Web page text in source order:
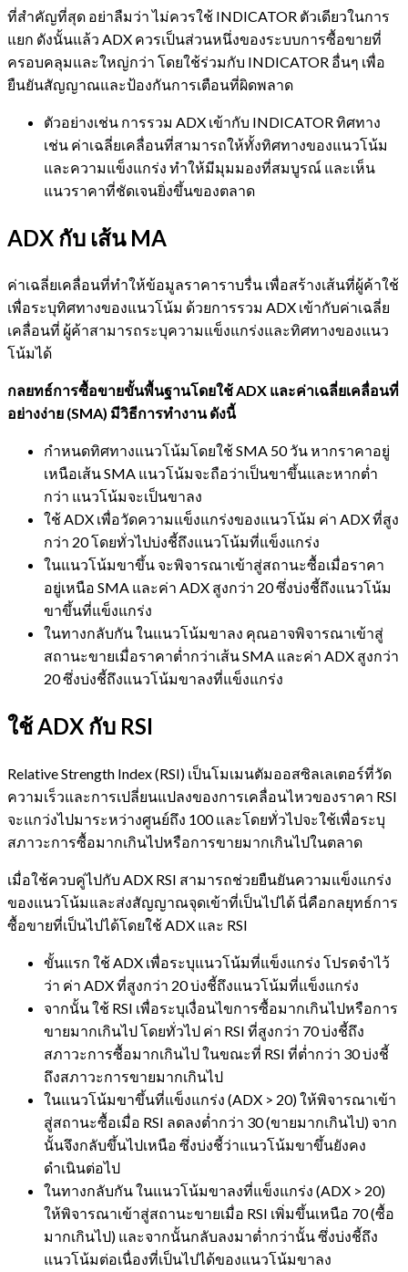
ที่สำคัญที่สุด อย่าลืมว่า ไม่ควรใช้ INDICATOR ตัวเดียวในการ
แยก ดังนั้นแล้ว ADX ควรเป็นส่วนหนึ่งของระบบการซื้อขายที่
ครอบคลุมและใหญ่กว่า โดยใช้ร่วมกับ INDICATOR อื่นๆ เพื่อ
ยืนยันสัญญาณและป้องกันการเตือนที่ผิดพลาด
ตัวอย่างเช่น การรวม ADX เข้ากับ INDICATOR ทิศทาง
เช่น ค่าเฉลี่ยเคลื่อนที่สามารถให้ทั้งทิศทางของแนวโน้ม
และความแข็งแกร่ง ทำให้มีมุมมองที่สมบูรณ์ และเห็น
แนวราคาที่ชัดเจนยิ่งขึ้นของตลาด
ADX กับ เส้น MA
ค่าเฉลี่ยเคลื่อนที่ทำให้ข้อมูลราคาราบรื่น เพื่อสร้างเส้นที่ผู้ค้าใช้
เพื่อระบุทิศทางของแนวโน้ม ด้วยการรวม ADX เข้ากับค่าเฉลี่ย
เคลื่อนที่ ผู้ค้าสามารถระบุความแข็งแกร่งและทิศทางของแนว
โน้มได้
กลยทธ์การซื้อขายขั้นพื้นฐานโดยใช้ ADX และค่าเฉลี่ยเคลื่อนที่
อย่างง่าย (SMA) มีวิธีการทำงาน ดังนี้
กำหนดทิศทางแนวโน้มโดยใช้ SMA 50 วัน หากราคาอยู่
เหนือเส้น SMA แนวโน้มจะถือว่าเป็นขาขึ้นและหากต่ำ
กว่า แนวโน้มจะเป็นขาลง
ใช้ ADX เพื่อวัดความแข็งแกร่งของแนวโน้ม ค่า ADX ที่สูง
กว่า 20 โดยทั่วไปบ่งชี้ถึงแนวโน้มที่แข็งแกร่ง
ในแนวโน้มขาขึ้น จะพิจารณาเข้าสู่สถานะซื้อเมื่อราคา
อยู่เหนือ SMA และค่า ADX สูงกว่า 20 ซึ่งบ่งชี้ถึงแนวโน้ม
ขาขึ้นที่แข็งแกร่ง
ในทางกลับกัน ในแนวโน้มขาลง คุณอาจพิจารณาเข้าสู่
สถานะขายเมื่อราคาต่ำกว่าเส้น SMA และค่า ADX สูงกว่า
20 ซึ่งบ่งชี้ถึงแนวโน้มขาลงที่แข็งแกร่ง
ใช้ ADX กับ RSI
Relative Strength Index (RSI) เป็นโมเมนตัมออสซิลเลเตอร์ที่วัด
ความเร็วและการเปลี่ยนแปลงของการเคลื่อนไหวของราคา RSI
จะแกว่งไปมาระหว่างศูนย์ถึง 100 และโดยทั่วไปจะใช้เพื่อระบุ
สภาวะการซื้อมากเกินไปหรือการขายมากเกินไปในตลาด
เมื่อใช้ควบคู่ไปกับ ADX RSI สามารถช่วยยืนยันความแข็งแกร่ง
ของแนวโน้มและส่งสัญญาณจุดเข้าที่เป็นไปได้ นี่คือกลยุทธ์การ
ซื้อขายที่เป็นไปได้โดยใช้ ADX และ RSI
ขั้นแรก ใช้ ADX เพื่อระบุแนวโน้มที่แข็งแกร่ง โปรดจำไว้
ว่า ค่า ADX ที่สูงกว่า 20 บ่งชี้ถึงแนวโน้มที่แข็งแกร่ง
จากนั้น ใช้ RSI เพื่อระบุเงื่อนไขการซื้อมากเกินไปหรือการ
ขายมากเกินไป โดยทั่วไป ค่า RSI ที่สูงกว่า 70 บ่งชี้ถึง
สภาวะการซื้อมากเกินไป ในขณะที่ RSI ที่ต่ำกว่า 30 บ่งชี้
ถึงสภาวะการขายมากเกินไป
ในแนวโน้มขาขึ้นที่แข็งแกร่ง (ADX > 20) ให้พิจารณาเข้า
สู่สถานะซื้อเมื่อ RSI ลดลงต่ำกว่า 30 (ขายมากเกินไป) จาก
นั้นจึงกลับขึ้นไปเหนือ ซึ่งบ่งชี้ว่าแนวโน้มขาขึ้นยังคง
ดำเนินต่อไป
ในทางกลับกัน ในแนวโน้มขาลงที่แข็งแกร่ง (ADX > 20)
ให้พิจารณาเข้าสู่สถานะขายเมื่อ RSI เพิ่มขึ้นเหนือ 70 (ซื้อ
มากเกินไป) และจากนั้นกลับลงมาต่ำกว่านั้น ซึ่งบ่งชี้ถึง
แนวโน้มต่อเนื่องที่เป็นไปได้ของแนวโน้มขาลง